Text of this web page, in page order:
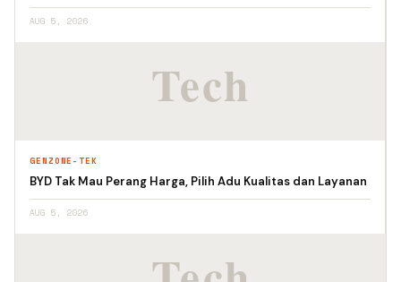
AUG 5, 2026
GENZONE-TEK
BYD Tak Mau Perang Harga, Pilih Adu Kualitas dan Layanan
AUG 5, 2026